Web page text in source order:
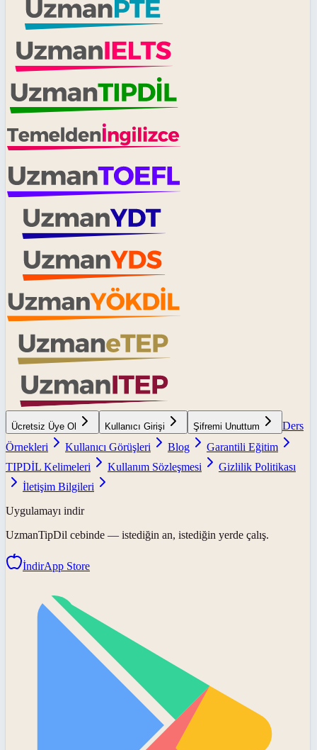
Ücretsiz Üye Ol Kullanıcı Girişi Şifremi Unuttum
Ders
Örnekleri
Kullanıcı Görüşleri Blog
Garantili Eğitim
TIPDİL Kelimeleri
Kullanım Sözleşmesi
Gizlilik Politikası
İletişim Bilgileri
Uygulamayı indir
UzmanTipDil cebinde — istediğin an, istediğin yerde çalış.
İndirApp Store